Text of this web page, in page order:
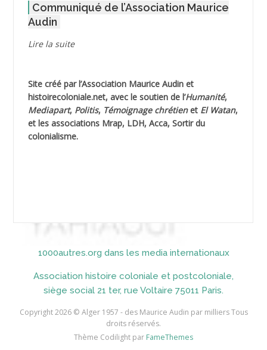
AGOULMINE
AHLOUCHE Mabrouk *
AIBLIED Ahmed
AICI (ou AISSI) Laïd
AIDI
AININE Abdelkader
Communiqué de l’Association Maurice
Audin
Lire la suite
Site créé par l’Association Maurice Audinet
histoirecoloniale.net, avec le soutien de l’Humanité,
Mediapart, Politis, Témoignage chrétienet El Watan,
et les associations Mrap, LDH, Acca, Sortir du
colonialisme.
1000autres.org dans les media internationaux
Association histoire coloniale et postcoloniale,
siège social 21 ter, rue Voltaire 75011 Paris.
Copyright 2026 © Alger 1957 - des Maurice Audin par milliers Tous
droits réservés.
Thème Codilight par FameThemes